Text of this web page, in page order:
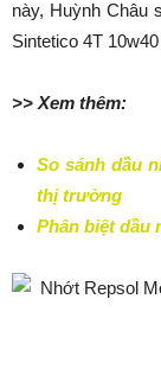
này, Huỳnh Châu
Sintetico 4T
>> Xem thêm:
So sánh dầu
thị trường
Phân biệt dầu